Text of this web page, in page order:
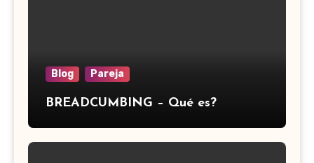
Blog Pareja
BREADCUMBING – Qué es?